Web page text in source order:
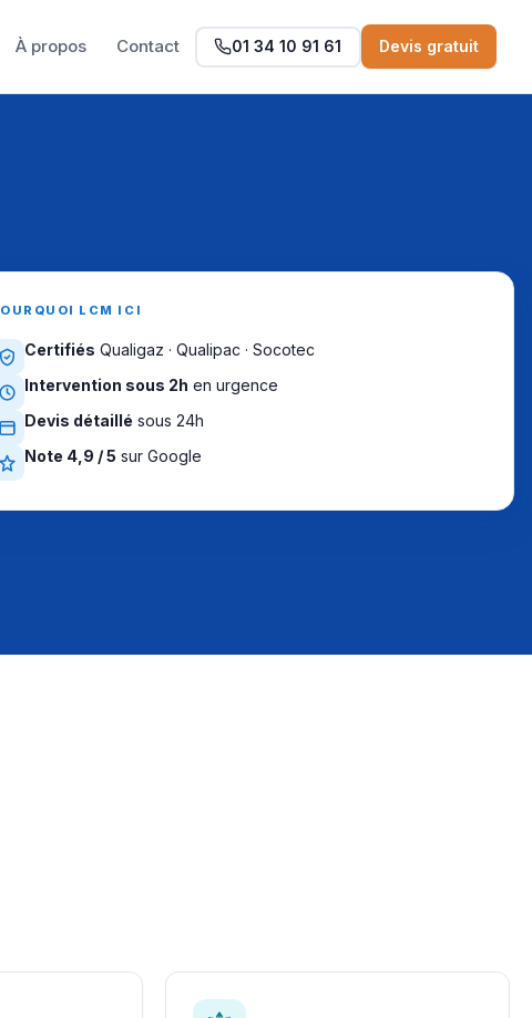
À propos Contact 01 34 10 91 61 Devis gratuit
LCM ICI
Certifiés Qualigaz · Qualipac · Socotec
Intervention sous 2h en urgence
Devis détaillé sous 24h
Note 4,9 / 5 sur Google